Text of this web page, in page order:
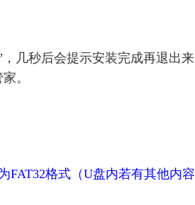
几秒后会提示安装完成再退出
。
格式（U盘内若有其他内容